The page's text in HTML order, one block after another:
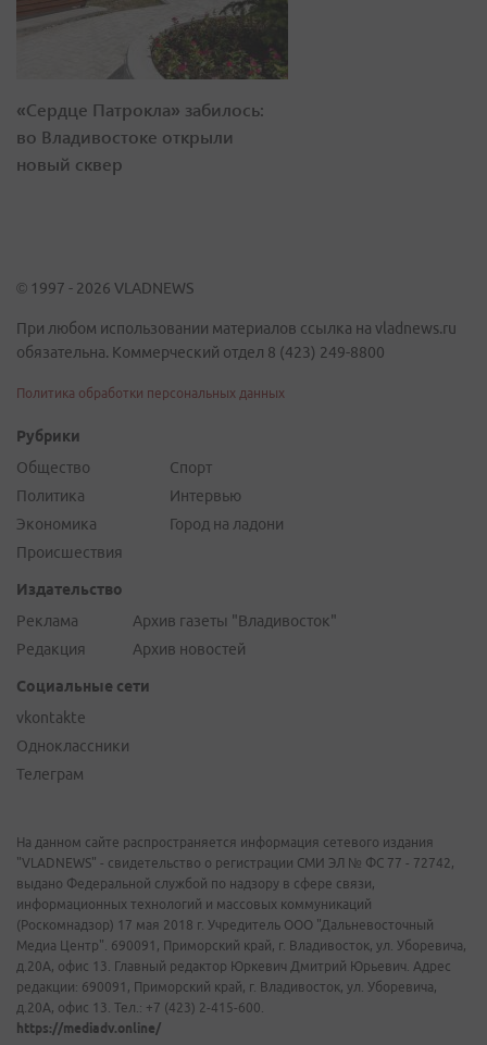
«Сердце Патрокла» забилось:
во Владивостоке открыли
новый сквер
© 1997 - 2026 VLADNEWS
При любом использовании материалов ссылка на vladnews.ru
обязательна. Коммерческий отдел 8 (423) 249-8800
Политика обработки персональных данных
Рубрики
Общество
Политика
Экономика
Происшествия
Спорт
Интервью
Город на ладони
Издательство
Реклама
Редакция
Архив газеты "Владивосток"
Архив новостей
Социальные сети
vkontakte
Одноклассники
Телеграм
На данном сайте распространяется информация сетевого издания
"VLADNEWS" - свидетельство о регистрации СМИ ЭЛ № ФС 77 - 72742,
выдано Федеральной службой по надзору в сфере связи,
информационных технологий и массовых коммуникаций
(Роскомнадзор) 17 мая 2018 г. Учредитель ООО "Дальневосточный
Медиа Центр". 690091, Приморский край, г. Владивосток, ул. Уборевича,
д.20А, офис 13. Главный редактор Юркевич Дмитрий Юрьевич. Адрес
редакции: 690091, Приморский край, г. Владивосток, ул. Уборевича,
д.20А, офис 13. Тел.: +7 (423) 2-415-600.
https://mediadv.online/